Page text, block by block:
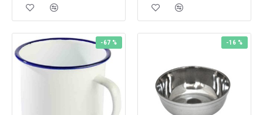
-67 % -16 %